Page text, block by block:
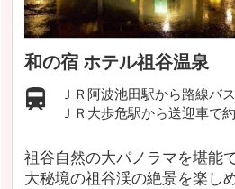
和の宿 ホテル祖谷温泉
ＪＲ阿波池田駅から路線バ
ＪＲ大歩危駅から送迎車で約
祖谷自然の大パノラマを堪能
大秘境の祖谷渓の絶景を楽し